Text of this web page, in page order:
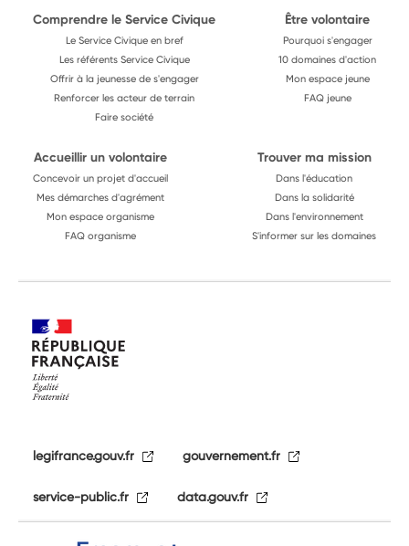
Comprendre le Service Civique
Le Service Civique en bref
Les référents Service Civique
Offrir à la jeunesse de s'engager
Renforcer les acteur de terrain
Faire société
Être volontaire
Pourquoi s'engager
10 domaines d'action
Mon espace jeune
FAQ jeune
Accueillir un volontaire
Concevoir un projet d'accueil
Mes démarches d'agrément
Mon espace organisme
FAQ organisme
Trouver ma mission
Dans l'éducation
Dans la solidarité
Dans l'environnement
S'informer sur les domaines
legifrance.gouv.fr gouvernement.fr
service-public.fr data.gouv.fr